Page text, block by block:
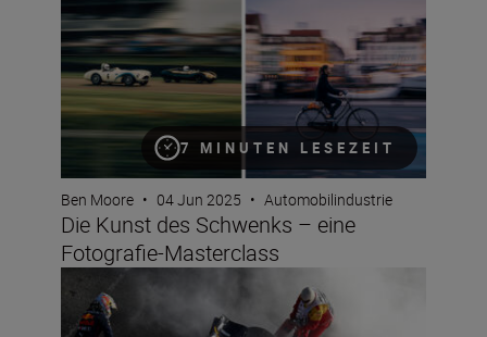
7 MINUTEN LESEZEIT
Ben Moore • 04 Jun 2025 • Automobilindustrie
Die Kunst des Schwenks – eine
Fotografie-Masterclass